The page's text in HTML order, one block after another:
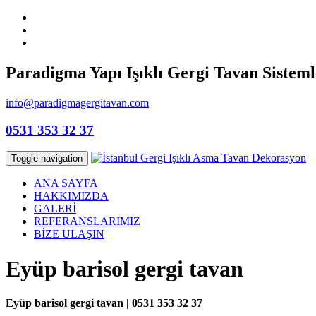
Paradigma Yapı Işıklı Gergi Tavan
info@paradigmagergitavan.com
0531 353 32 37
Toggle navigation
ANA SAYFA
HAKKIMIZDA
GALERİ
REFERANSLARIMIZ
BİZE ULAŞIN
Eyüp barisol gergi tavan
Eyüp barisol gergi tavan | 0531 353 32 37